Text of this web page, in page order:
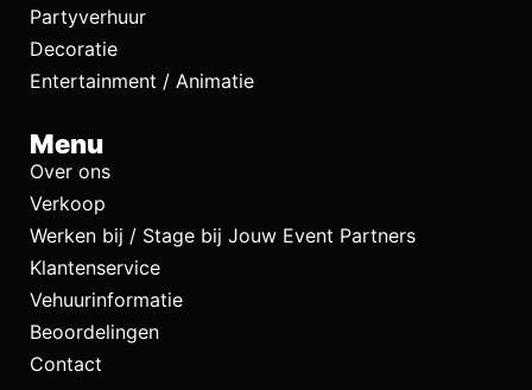
Partyverhuur
Decoratie
Entertainment / Animatie
Menu
Over ons
Verkoop
Werken bij / Stage bij Jouw Event Partners
Klantenservice
Vehuurinformatie
Beoordelingen
Contact